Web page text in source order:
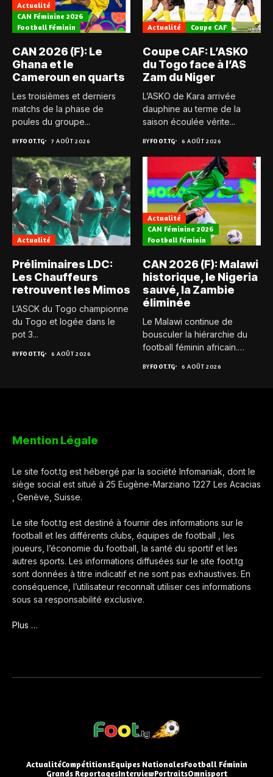
Actualité
CAN Féminine 2026
Football Féminin
CAN 2026 (F): Le
Ghana et le
Cameroun en quarts
Les troisièmes et derniers
matchs de la phase de
poules du groupe...
BYFOOT.TG 7 AOÛT 2026
Actualité Coupe CAF
Coupe CAF: L’ASKO
du Togo face à l’AS
Zam du Niger
L’ASKO de Kara arrivée
dauphine au terme de la
saison écoulée vérite...
BYFOOT.TG 6 AOÛT 2026
Actualité
Préliminaires LDC:
Les Chauffeurs
retrouvent les Mimos
L’ASCK du Togo championne
du Togo et logée dans le
pot 3...
BYFOOT.TG 6 AOÛT 2026
Actualité
CAN Féminine 2026
Football Féminin
CAN 2026 (F): Malawi
historique, le Nigeria
sauvé, la Zambie
éliminée
Le Malawi continue de
bousculer la hiérarchie du
football féminin africain.
BYFOOT.TG 6 AOÛT 2026
Mention Légale
Le site foot.tg est hébergé par la société Infomaniak, dont le
siège social est situé à 25 Eugène-Marziano 1227 Les Acacias
, Genève, Suisse.
Le site foot.tg est destiné à fournir des informations sur le
football et les différents clubs, équipes de football , les
joueurs, l’économie du football, la santé du sportif et les
autres sports. Les informations diffusées sur le site foot.tg
sont données à titre indicatif et ne sont pas exhaustives. En
conséquence, l’utilisateur reconnaît utiliser ces informations
sous sa responsabilité exclusive.
Plus …
ActualitéCompétitionsEquipes NationalesFootball Féminin
Grands ReportagesInterviewPortraitsOmnisport